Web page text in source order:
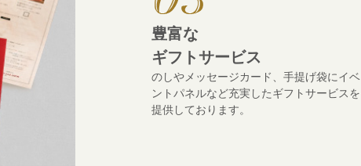
豊富な
ギフトサービス
のしやメッセージカード、手提げ袋にイベ
ントパネルなど充実したギフトサービスを
提供しております。